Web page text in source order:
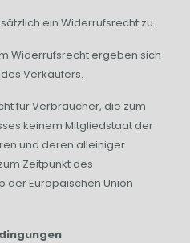
ein Widerrufsrecht zu.
Widerrufsrecht ergeben sich
Verkäufers.
für Verbraucher, die zum
keinem Mitgliedstaat der
und deren alleiniger
Zeitpunkt des
der Europäischen Union